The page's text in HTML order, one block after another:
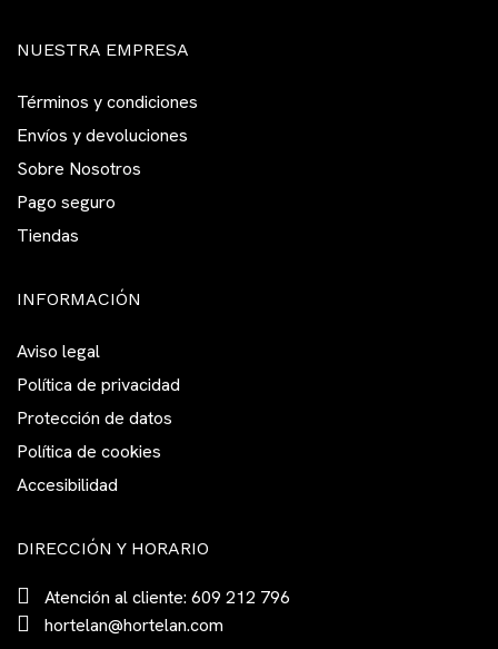
NUESTRA EMPRESA
Términos y condiciones
Envíos y devoluciones
Sobre Nosotros
Pago seguro
Tiendas
INFORMACIÓN
Aviso legal
Política de privacidad
Protección de datos
Política de cookies
Accesibilidad
DIRECCIÓN Y HORARIO
Atención al cliente: 609 212 796
hortelan@hortelan.com